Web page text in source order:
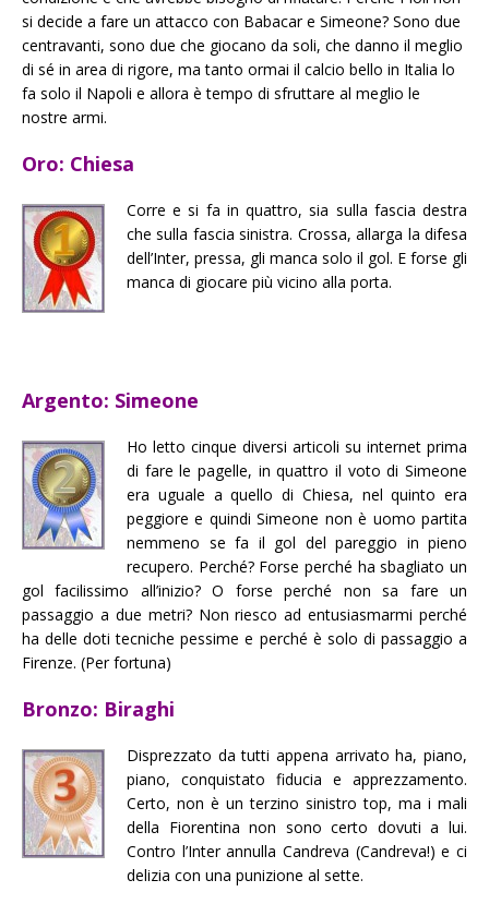
si decide a fare un attacco con Babacar e Simeone? Sono due
centravanti, sono due che giocano da soli, che danno il meglio
di sé in area di rigore, ma tanto ormai il calcio bello in Italia lo
fa solo il Napoli e allora è tempo di sfruttare al meglio le
nostre armi.
Oro: Chiesa
Corre e si fa in quattro, sia sulla fascia destra
che sulla fascia sinistra. Crossa, allarga la difesa
dell’Inter, pressa, gli manca solo il gol. E forse gli
manca di giocare più vicino alla porta.
Argento: Simeone
Ho letto cinque diversi articoli su internet prima
di fare le pagelle, in quattro il voto di Simeone
era uguale a quello di Chiesa, nel quinto era
peggiore e quindi Simeone non è uomo partita
nemmeno se fa il gol del pareggio in pieno
recupero. Perché? Forse perché ha sbagliato un
gol facilissimo all’inizio? O forse perché non sa fare un
passaggio a due metri? Non riesco ad entusiasmarmi perché
ha delle doti tecniche pessime e perché è solo di passaggio a
Firenze. (Per fortuna)
Bronzo: Biraghi
Disprezzato da tutti appena arrivato ha, piano,
piano, conquistato fiducia e apprezzamento.
Certo, non è un terzino sinistro top, ma i mali
della Fiorentina non sono certo dovuti a lui.
Contro l’Inter annulla Candreva (Candreva!) e ci
delizia con una punizione al sette.